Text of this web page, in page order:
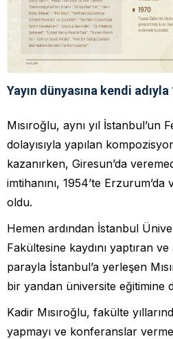
Yayın dünyasına kendi
Mısıroğlu, aynı yıl İstanbul’un
dolayısıyla yapılan
kazanırken, Giresun’da
imtihanını, 1954’te
oldu.
Hemen ardından İstanbul
Fakültesine kaydını yaptıran
parayla İstanbul’a yerleşen
bir yandan üniversite eğitimine
Kadir Mısıroğlu, fakülte
yapmayı ve konferanslar